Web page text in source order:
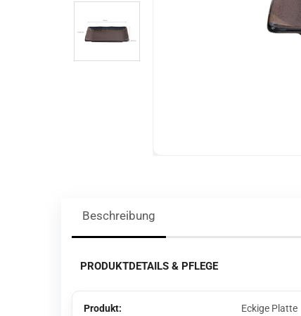
Beschreibung
PRODUKTDETAILS & PFLEGE
Produkt: Eckige Platte